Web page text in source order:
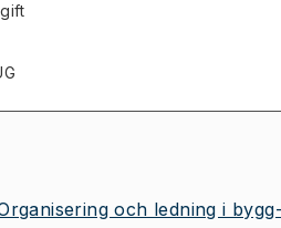
och ledning i